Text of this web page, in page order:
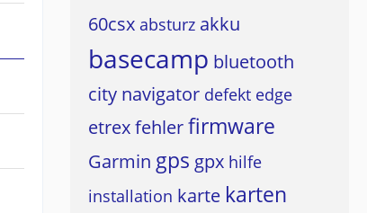
60csx absturz akku
basecamp bluetooth
city navigator defekt edge
etrexfehlerfirmware
Garmin gps gpx hilfe
installation karte karten